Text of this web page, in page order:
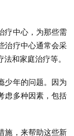
疗中心，为那些需
治疗中心通常会采
和家庭治疗等。
少年的问题。因为
虑多种因素，包括
施，来帮助这些新